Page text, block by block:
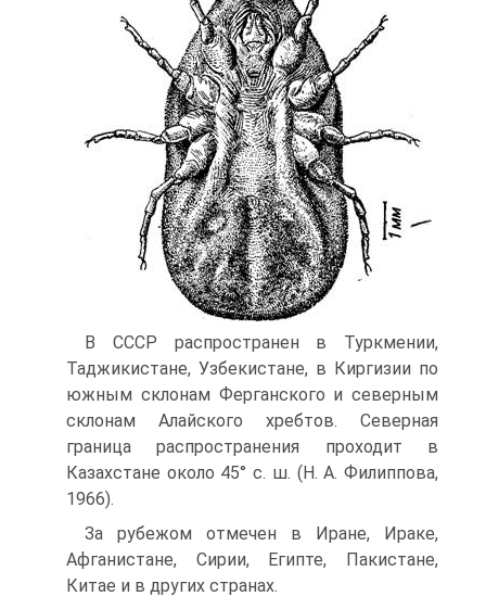
В СССР распространен в Туркмении,
Таджикистане, Узбекистане, в Киргизии по
южным склонам Ферганского и северным
склонам Алайского хребтов. Северная
граница распространения проходит в
Казахстане около 45° с. ш. (Н. А. Филиппова,
1966).
За рубежом отмечен в Иране, Ираке,
Афганистане, Сирии, Египте, Пакистане,
Китае и в других странах.